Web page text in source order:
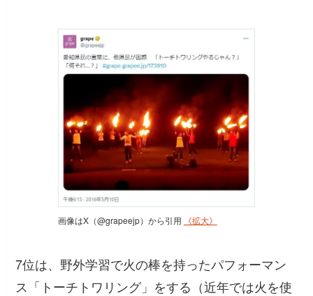
画像はX（@grapeejp）から引用 《拡大》
7位は、野外学習で火の棒を持ったパフォーマン
ス「トーチトワリング」をする（近年では火を使